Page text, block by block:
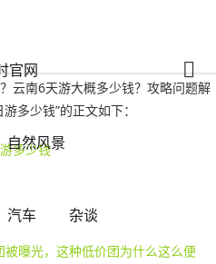
官网
自然风景
汽车 杂谈
游大概多少钱-www.尊龙凯时888
云南6天游大概多少钱？攻略问题解
多少钱”的正文如下：
多少钱
曝光，这种低价团为什么这么便